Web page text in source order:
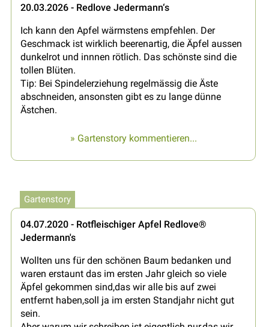
20.03.2026 - Redlove Jedermann‘s
Ich kann den Apfel wärmstens empfehlen. Der
Geschmack ist wirklich beerenartig, die Äpfel aussen
dunkelrot und innnen rötlich. Das schönste sind die
tollen Blüten.
Tip: Bei Spindelerziehung regelmässig die Äste
abschneiden, ansonsten gibt es zu lange dünne
Ästchen.
» Gartenstory kommentieren...
Gartenstory
04.07.2020 - Rotfleischiger Apfel Redlove®
Jedermann's
Wollten uns für den schönen Baum bedanken und
waren erstaunt das im ersten Jahr gleich so viele
Äpfel gekommen sind,das wir alle bis auf zwei
entfernt haben,soll ja im ersten Standjahr nicht gut
sein.